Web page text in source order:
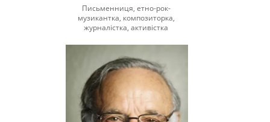
Письменниця, етно-рок-
музикантка, композиторка,
журналістка, активістка